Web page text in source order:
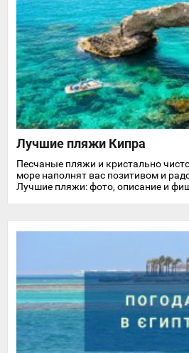
Лучшие пляжи Кипра
Песчаные пляжи и кристально
море наполнят вас позитивом и
Лучшие пляжи: фото, описание и